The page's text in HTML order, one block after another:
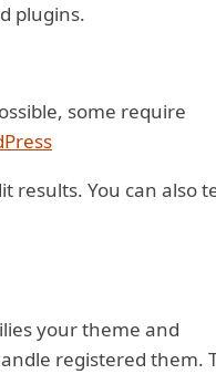
plugins.
some require
results. You can also
your theme and
registered them.